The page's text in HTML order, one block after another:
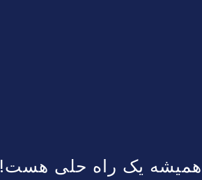
همیشه یک راه حلی هست!